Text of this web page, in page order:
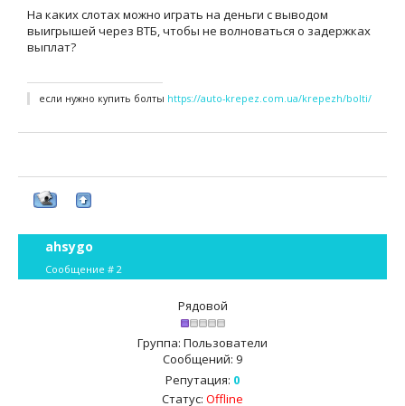
На каких слотах можно играть на деньги с выводом
выигрышей через ВТБ, чтобы не волноваться о задержках
выплат?
если нужно купить болты https://auto-krepez.com.ua/krepezh/bolti/
ahsygo
Сообщение # 2
Рядовой
Группа: Пользователи
Сообщений: 9
Репутация: 0
Статус: Offline